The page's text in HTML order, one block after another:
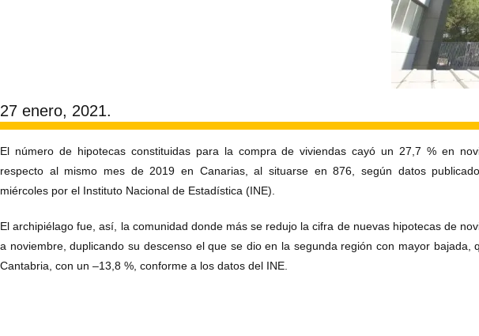
27 enero, 2021.
El número de hipotecas constituidas para la compra de viviendas cayó un 27,7 % en
respecto al mismo mes de 2019 en Canarias, al situarse en 876, según datos
miércoles por el Instituto Nacional de Estadística (INE).
El archipiélago fue, así, la comunidad donde más se redujo la cifra de nuevas hipotecas de
a noviembre, duplicando su descenso el que se dio en la segunda región con mayor bajada,
Cantabria, con un –13,8 %, conforme a los datos del INE.